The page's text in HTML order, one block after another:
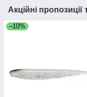
Акційні пропозиції
–10%